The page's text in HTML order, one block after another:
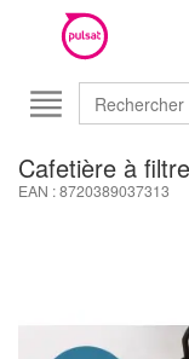
Cafetière à
EAN : 8720389037313